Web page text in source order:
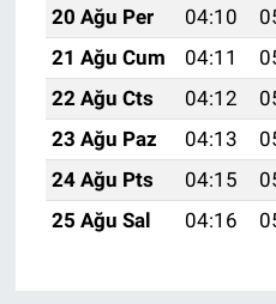
20 Ağu Per
04:10
21 Ağu Cum
04:11
22 Ağu Cts
04:12
23 Ağu Paz
04:13
24 Ağu Pts
04:15
25 Ağu Sal
04:16